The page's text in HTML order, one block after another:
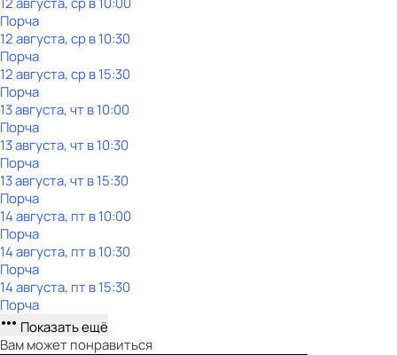
Порча
12 августа, ср в 10:30
Порча
12 августа, ср в 15:30
Порча
13 августа, чт в 10:00
Порча
13 августа, чт в 10:30
Порча
13 августа, чт в 15:30
Порча
14 августа, пт в 10:00
Порча
14 августа, пт в 10:30
Порча
14 августа, пт в 15:30
Порча
Показать ещё
Вам может понравиться